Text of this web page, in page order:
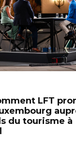
LFT
du tourisme à